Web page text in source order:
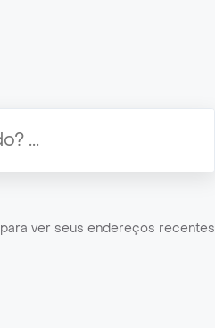
para ver seus endereços recentes